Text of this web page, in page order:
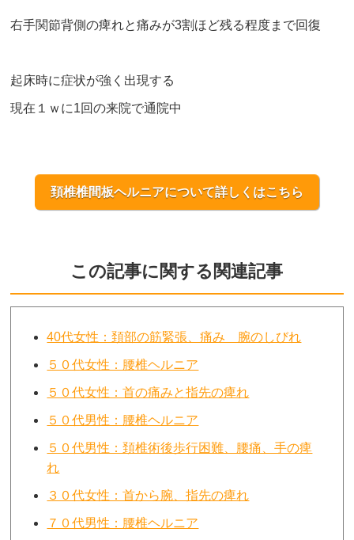
右手関節背側の痺れと痛みが3割ほど残る程度まで回復
起床時に症状が強く出現する
現在１ｗに1回の来院で通院中
頚椎椎間板ヘルニアについて詳しくはこちら
この記事に関する関連記事
40代女性：頚部の筋緊張、痛み 腕のしびれ
５０代女性：腰椎ヘルニア
５０代女性：首の痛みと指先の痺れ
５０代男性：腰椎ヘルニア
５０代男性：頚椎術後歩行困難、腰痛、手の痺
れ
３０代女性：首から腕、指先の痺れ
７０代男性：腰椎ヘルニア